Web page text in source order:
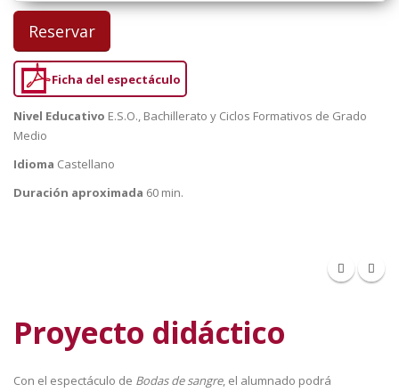
Reservar
Ficha del espectáculo
Nivel Educativo E.S.O., Bachillerato y Ciclos Formativos de Grado
Medio
Idioma Castellano
Duración aproximada 60 min.
Proyecto didáctico
Con el espectáculo de Bodas de sangre, el alumnado podrá